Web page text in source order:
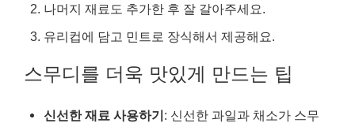
나머지 재료도 추가한 후 잘 갈아주세요.
유리컵에 담고 민트로 장식해서 제공해요.
스무디를 더욱 맛있게 만드는 팁
신선한 재료 사용하기: 신선한 과일과 채소가 스무